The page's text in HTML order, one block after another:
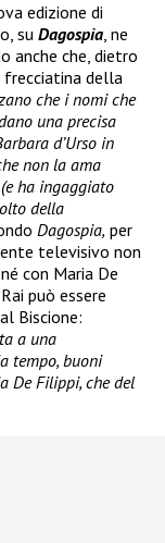
edizione di
su Dagospia, ne
anche che, dietro
frecciatina della
che i nomi che
una precisa
d’Urso in
non la ama
ha ingaggiato
della
Dagospia, per
televisivo non
con Maria De
può essere
Biscione:
a una
tempo, buoni
De Filippi, che del